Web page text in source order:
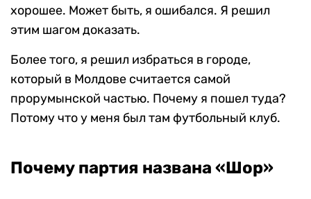
хорошее. Может быть, я ошибался. Я решил
этим шагом доказать.
Более того, я решил избраться в городе,
который в Молдове считается самой
прорумынской частью. Почему я пошел туда?
Потому что у меня был там футбольный клуб.
Почему партия названа «Шор»